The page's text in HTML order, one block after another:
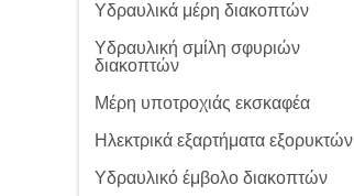
Υδραυλικά μέρη διακοπτών
Υδραυλική σμίλη σφυριών
διακοπτών
Μέρη υποτροχιάς εκσκαφέα
Ηλεκτρικά εξαρτήματα εξορυκτών
Υδραυλικό έμβολο διακοπτών